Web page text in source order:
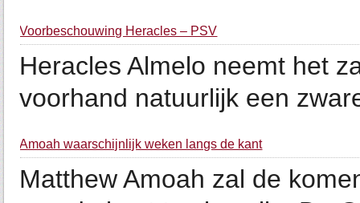
Voorbeschouwing Heracles – PSV
Heracles Almelo neemt het
voorhand natuurlijk een
Amoah waarschijnlijk weken langs de kant
Matthew Amoah zal de